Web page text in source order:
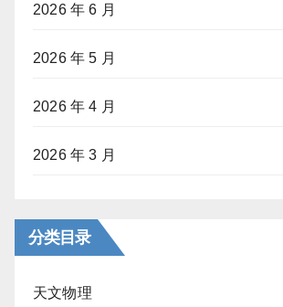
2026 年 6 月
2026 年 5 月
2026 年 4 月
2026 年 3 月
分类目录
天文物理